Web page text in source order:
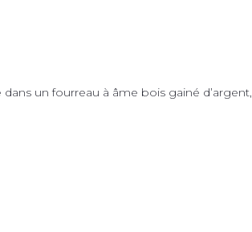
un fourreau à âme bois gainé d’argent,